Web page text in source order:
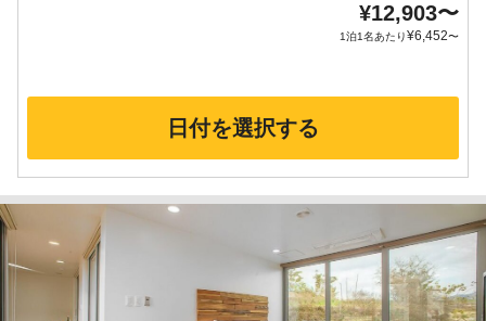
¥12,903〜
1泊1名あたり¥6,452〜
日付を選択する